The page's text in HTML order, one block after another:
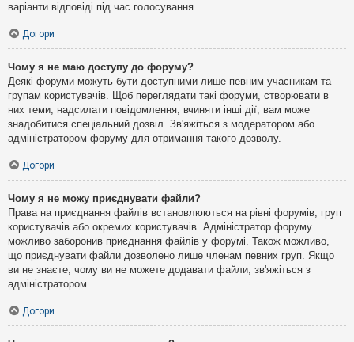
варіанти відповіді під час голосування.
Догори
Чому я не маю доступу до форуму?
Деякі форуми можуть бути доступними лише певним учасникам та
групам користувачів. Щоб переглядати такі форуми, створювати в
них теми, надсилати повідомлення, вчиняти інші дії, вам може
знадобитися спеціальний дозвіл. Зв'яжіться з модератором або
адміністратором форуму для отримання такого дозволу.
Догори
Чому я не можу приєднувати файли?
Права на приєднання файлів встановлюються на рівні форумів, груп
користувачів або окремих користувачів. Адміністратор форуму
можливо заборонив приєднання файлів у форумі. Також можливо,
що приєднувати файли дозволено лише членам певних груп. Якщо
ви не знаєте, чому ви не можете додавати файли, зв'яжіться з
адміністратором.
Догори